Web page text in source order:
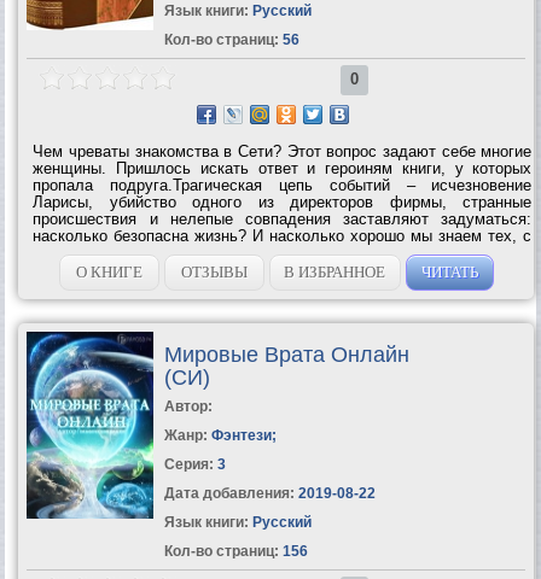
Язык книги: Русский
Кол-во страниц: 56
0
Чем чреваты знакомства в Сети? Этот вопрос задают себе многие
женщины. Пришлось искать ответ и героиням книги, у которых
пропала подруга.Трагическая цепь событий – исчезновение
Ларисы, убийство одного из директоров фирмы, странные
происшествия и нелепые совпадения заставляют задуматься:
насколько безопасна жизнь? И насколько хорошо мы знаем тех, с
кем проводим все рабочее время на сжатом пространстве
обычного офиса? Жизнь резко...
О КНИГЕ ОТЗЫВЫ В ИЗБРАННОЕ ЧИТАТЬ
Мировые Врата Онлайн
(СИ)
Автор:
Жанр: Фэнтези;
Серия: 3
Дата добавления: 2019-08-22
Язык книги: Русский
Кол-во страниц: 156